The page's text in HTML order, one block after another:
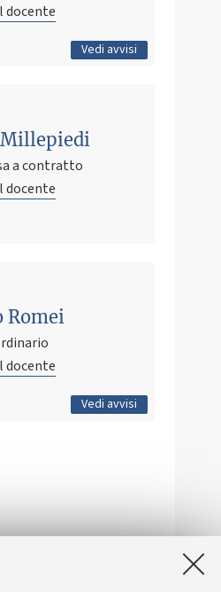
docente
Vedi avvisi
Tutti gli avvisi
a contratto
docente
Romei
docente
Vedi avvisi
Neuroscience Exam
Tutti gli avvisi